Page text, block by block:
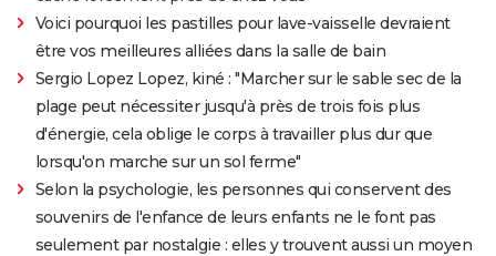
Voici pourquoi les pastilles pour lave-vaisselle devraient
être vos meilleures alliées dans la salle de bain
Sergio Lopez Lopez, kiné : "Marcher sur le sable sec de la
plage peut nécessiter jusqu'à près de trois fois plus
d'énergie, cela oblige le corps à travailler plus dur que
lorsqu'on marche sur un sol ferme"
Selon la psychologie, les personnes qui conservent des
souvenirs de l'enfance de leurs enfants ne le font pas
seulement par nostalgie : elles y trouvent aussi un moyen